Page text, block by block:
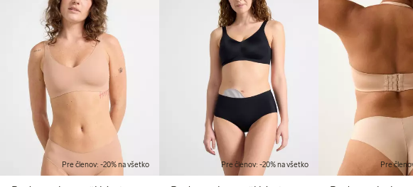
Pre členov: -20% na všetko Pre členov: -20% na všetko Pre